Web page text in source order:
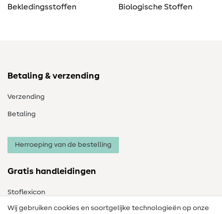
Bekledingsstoffen
Biologische Stoffen
Betaling & verzending
Verzending
Betaling
Herroeping van de bestelling
Gratis handleidingen
Stoflexicon
Naailexicon
Wij gebruiken cookies en soortgelijke technologieën op onze